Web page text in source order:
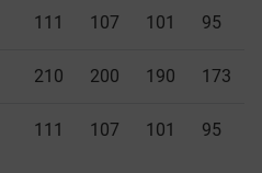
111 107 101 95
210 200 190 173
111 107 101 95